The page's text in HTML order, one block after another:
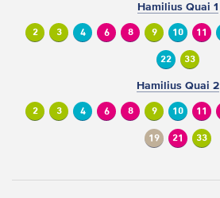
Hamilius Quai 1
2 3 4 6 8 9 10 11
22 33
Hamilius Quai 2
2 3 4 6 8 9 10 11
19 21 33